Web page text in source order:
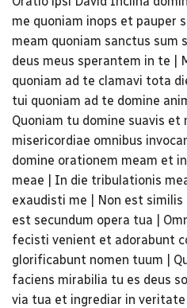
me quoniam inops et pauper
meam quoniam sanctus sum
deus meus sperantem in te |
quoniam ad te clamavi tota
tui quoniam ad te domine
Quoniam tu domine suavis
misericordiae omnibus
domine orationem meam et
meae | In die tribulationis
exaudisti me | Non est
est secundum opera tua |
fecisti venient et adorabunt
glorificabunt nomen tuum |
faciens mirabilia tu es deus
via tua et ingrediar in